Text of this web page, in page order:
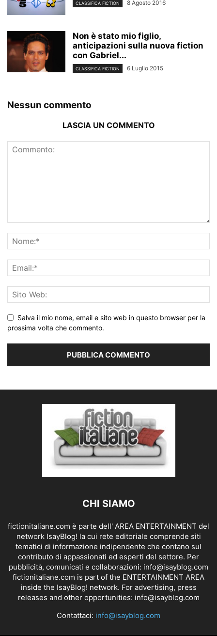
CLASSIFICA FICTION 8 Agosto 2016
Non è stato mio figlio,
anticipazioni sulla nuova fiction
con Gabriel...
CLASSIFICA FICTION 6 Luglio 2015
Nessun commento
LASCIA UN COMMENTO
Salva il mio nome, email e sito web in questo browser per la
prossima volta che commento.
CHI SIAMO
fictionitaliane.com è parte dell' AREA ENTERTAINMENT del
network IsayBlog! la cui rete editoriale comprende siti
tematici di informazione indipendente che contano sul
contributo di appassionati ed esperti del settore. Per
pubblicità, comunicati e collaborazioni: info@isayblog.com
fictionitaliane.com is part of the ENTERTAINMENT AREA
inside the IsayBlog! network. For advertising, press
releases and other opportunities: info@isayblog.com
Contattaci: info@isayblog.com